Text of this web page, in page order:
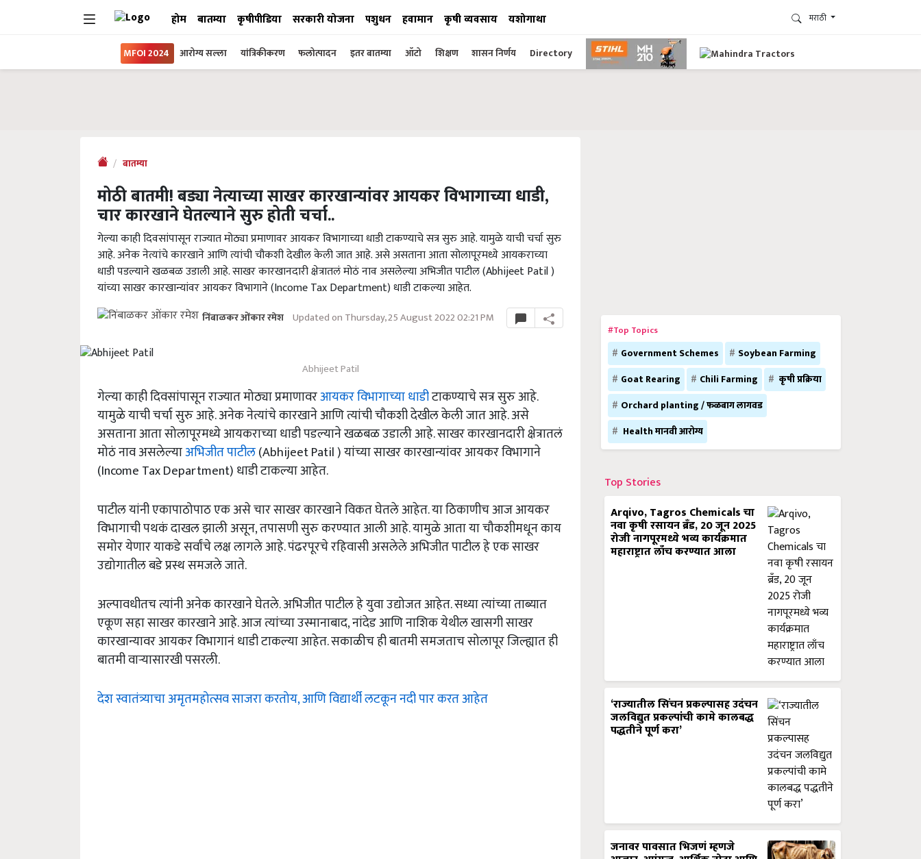
होम बातम्या कृषीपीडिया सरकारी योजना पशुधन हवामान कृषी व्यवसाय यशोगाथा मराठी
MFOI 2024 आरोग्य सल्ला यांत्रिकीकरण फलोत्पादन इतर बातम्या ऑटो शिक्षण शासन निर्णय Directory
बातम्या
मोठी बातमी! बड्या नेत्याच्या साखर कारखान्यांवर आयकर विभागाच्या धाडी,
चार कारखाने घेतल्याने सुरु होती चर्चा..
गेल्या काही दिवसांपासून राज्यात मोठ्या प्रमाणावर आयकर विभागाच्या धाडी टाकण्याचे सत्र सुरु आहे. यामुळे याची चर्चा सुरु
आहे. अनेक नेत्यांचे कारखाने आणि त्यांची चौकशी देखील केली जात आहे. असे असताना आता सोलापूरमध्ये आयकराच्या
धाडी पडल्याने खळबळ उडाली आहे. साखर कारखानदारी क्षेत्रातलं मोठं नाव असलेल्या अभिजीत पाटील (Abhijeet Patil )
यांच्या साखर कारखान्यांवर आयकर विभागाने (Income Tax Department) धाडी टाकल्या आहेत.
निंबाळकर ओंकार रमेश Updated on Thursday, 25 August 2022 02:21 PM
Abhijeet Patil
गेल्या काही दिवसांपासून राज्यात मोठ्या प्रमाणावरआयकर विभागाच्या धाडीटाकण्याचे सत्र सुरु आहे.
यामुळे याची चर्चा सुरु आहे. अनेक नेत्यांचे कारखाने आणि त्यांची चौकशी देखील केली जात आहे. असे
असताना आता सोलापूरमध्ये आयकराच्या धाडी पडल्याने खळबळ उडाली आहे. साखर कारखानदारी क्षेत्रातलं
मोठं नाव असलेल्याअभिजीत पाटील(Abhijeet Patil ) यांच्या साखर कारखान्यांवर आयकर विभागाने
(Income Tax Department) धाडी टाकल्या आहेत.
पाटील यांनी एकापाठोपाठ एक असे चार साखर कारखाने विकत घेतले आहेत. या ठिकाणीच आज आयकर
विभागाची पथकं दाखल झाली असून, तपासणी सुरु करण्यात आली आहे. यामुळे आता या चौकशीमधून काय
समोर येणार याकडे सर्वांचे लक्ष लागले आहे. पंढरपूरचे रहिवासी असलेले अभिजीत पाटील हे एक साखर
उद्योगातील बडे प्रस्थ समजले जाते.
अल्पावधीतच त्यांनी अनेक कारखाने घेतले. अभिजीत पाटील हे युवा उद्योजत आहेत. सध्या त्यांच्या ताब्यात
एकूण सहा साखर कारखाने आहे. आज त्यांच्या उस्मानाबाद, नांदेड आणि नाशिक येथील खासगी साखर
कारखान्यावर आयकर विभागानं धाडी टाकल्या आहेत. सकाळीच ही बातमी समजताच सोलापूर जिल्ह्यात ही
बातमी वाऱ्यासारखी पसरली.
देश स्वातंत्र्याचा अमृतमहोत्सव साजरा करतोय, आणि विद्यार्थी लटकून नदी पार करत आहेत
#Top Topics
Government Schemes
Soybean Farming
Goat Rearing
Chili Farming
कृषी प्रक्रिया
Orchard planting / फळबाग लागवड
Health मानवी आरोग्य
Top Stories
Arqivo, Tagros Chemicals चा
नवा कृषी रसायन ब्रँड, 20 जून 2025
रोजी नागपूरमध्ये भव्य कार्यक्रमात
महाराष्ट्रात लाँच करण्यात आला
‘राज्यातील सिंचन प्रकल्पासह उदंचन
जलविद्युत प्रकल्पांची कामे कालबद्ध
पद्धतीने पूर्ण करा’
जनावर पावसात भिजणं म्हणजे